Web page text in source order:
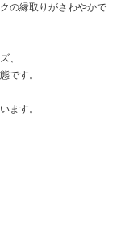
の縁取りがさわやかで
、
です。
ます。